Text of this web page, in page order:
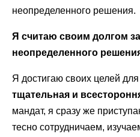
неопределенного решения.
Я считаю своим долгом
неопределенного
Я достигаю своих целей
тщательная и
мандат, я сразу же
тесно сотрудничаем,